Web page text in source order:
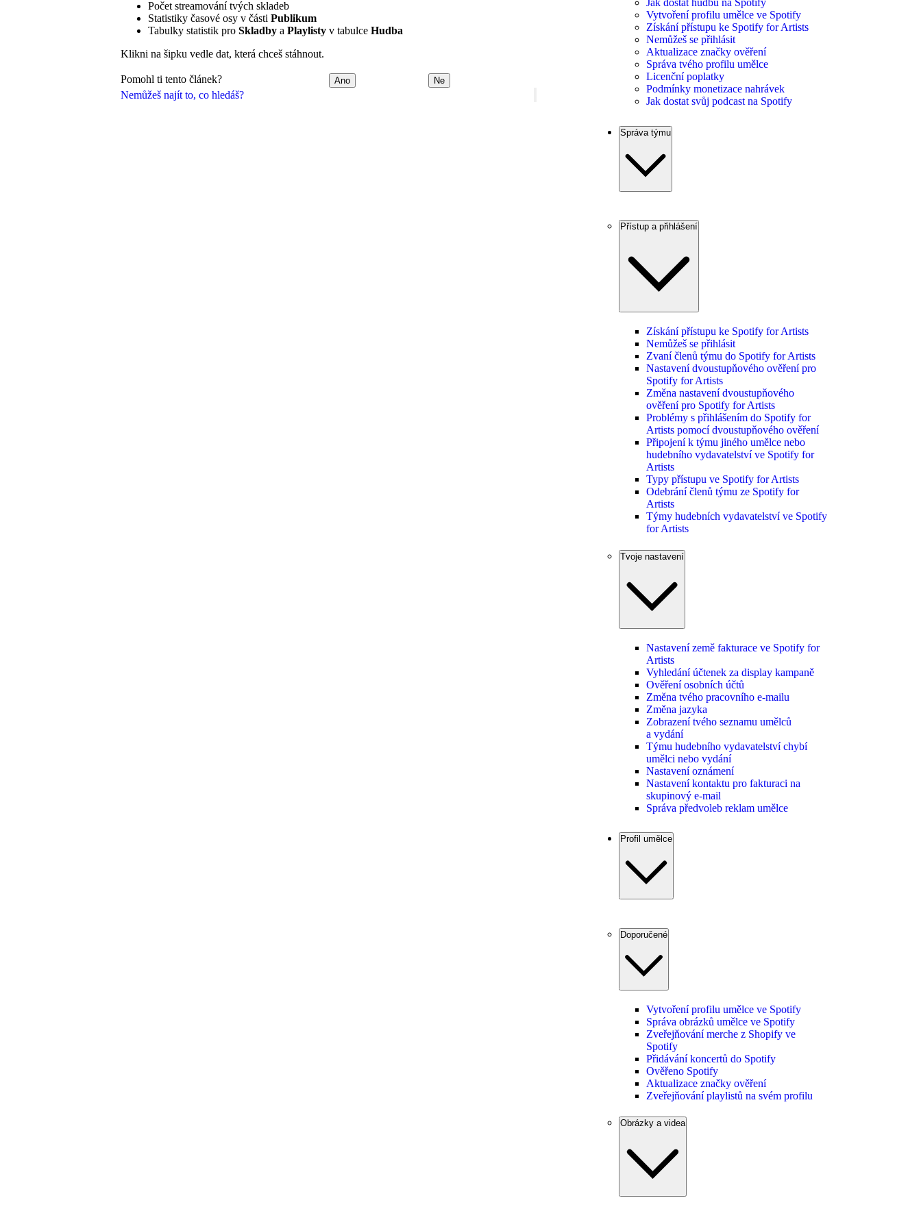
Nemůžeš najít to, co hledáš?
Počet streamování tvých skladeb
Statistiky časové osy v části Publikum
Tabulky statistik pro Skladby a Playlisty v tabulce Hudba
Klikni na šipku vedle dat, která chceš stáhnout.
Pomohl ti tento článek? Ano Ne
Vytvoření profilu umělce ve Spotify
Získání přístupu ke Spotify for Artists
Nemůžeš se přihlásit
Aktualizace značky ověření
Správa tvého profilu umělce
Licenční poplatky
Podmínky monetizace nahrávek
Jak dostat svůj podcast na Spotify
Správa týmu
Přístup a přihlášení
Získání přístupu ke Spotify for Artists
Nemůžeš se přihlásit
Zvaní členů týmu do Spotify for Artists
Nastavení dvoustupňového ověření pro
Spotify for Artists
Změna nastavení dvoustupňového
ověření pro Spotify for Artists
Problémy s přihlášením do Spotify for
Artists pomocí dvoustupňového ověření
Připojení k týmu jiného umělce nebo
hudebního vydavatelství ve Spotify for
Artists
Typy přístupu ve Spotify for Artists
Odebrání členů týmu ze Spotify for
Artists
Týmy hudebních vydavatelství ve Spotify
for Artists
Tvoje nastavení
Nastavení země fakturace ve Spotify for
Artists
Vyhledání účtenek za display kampaně
Ověření osobních účtů
Změna tvého pracovního e-mailu
Změna jazyka
Zobrazení tvého seznamu umělců
a vydání
Týmu hudebního vydavatelství chybí
umělci nebo vydání
Nastavení oznámení
Nastavení kontaktu pro fakturaci na
skupinový e-mail
Správa předvoleb reklam umělce
Profil umělce
Doporučené
Vytvoření profilu umělce ve Spotify
Správa obrázků umělce ve Spotify
Zveřejňování merche z Shopify ve
Spotify
Přidávání koncertů do Spotify
Ověřeno Spotify
Aktualizace značky ověření
Zveřejňování playlistů na svém profilu
Obrázky a videa